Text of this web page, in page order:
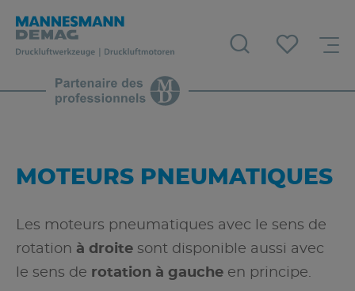
MOTEURS PNEUMATIQUES
Les moteurs pneumatiques avec le sens de
rotation à droite sont disponible aussi avec
le sens de rotation à gauche en principe.